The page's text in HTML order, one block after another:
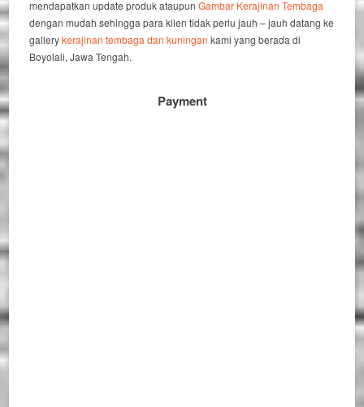
mendapatkan update produk ataupunGambar Kerajinan Tembaga
dengan mudah sehingga para klien tidak perlu jauh – jauh datang ke
gallerykerajinan tembaga dan kuningan kami yang berada di
Boyolali, Jawa Tengah.
Payment